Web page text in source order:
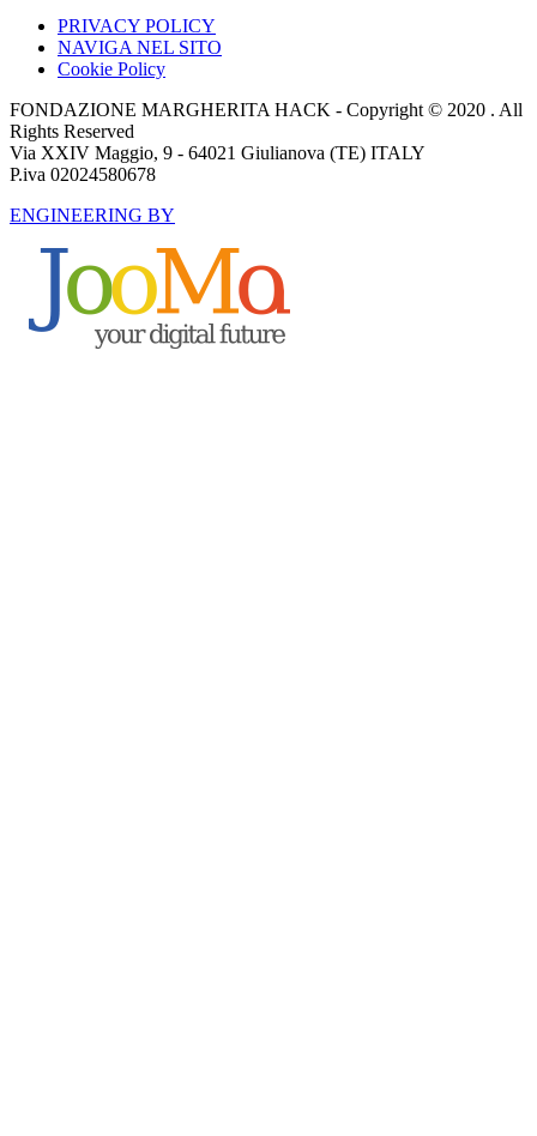
PRIVACY POLICY
NAVIGA NEL SITO
Cookie Policy
FONDAZIONE MARGHERITA HACK - Copyright © 2020 . All
Rights Reserved
Via XXIV Maggio, 9 - 64021 Giulianova (TE) ITALY
P.iva 02024580678
ENGINEERING BY